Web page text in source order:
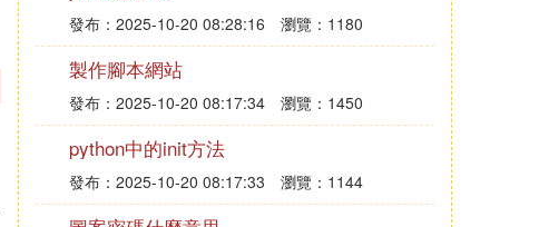
發布：2025-10-20 08:28:16 瀏覽：1180
製作腳本網站
發布：2025-10-20 08:17:34 瀏覽：1450
python中的init方法
發布：2025-10-20 08:17:33 瀏覽：1144